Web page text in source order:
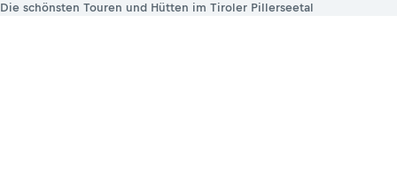
Die schönsten Touren und Hütten im Tiroler Pillerseetal